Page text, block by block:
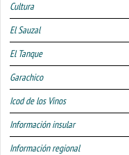
Cultura
El Sauzal
El Tanque
Garachico
Icod de los Vinos
Información insular
Información regional